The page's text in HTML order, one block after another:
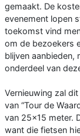
gemaakt. De
evenement lopen
toekomst vind
om de bezoekers
blijven aanbieden,
onderdeel van
Vernieuwing zal
van “Tour de
van 25x15 meter.
want die fietsen